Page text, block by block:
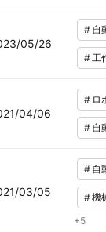
05/26
# 自
#工
04/06
# ロ
# 自
03/05
# 自
#機
+5